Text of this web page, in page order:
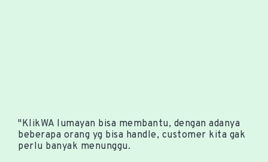
"KlikWA lumayan bisa membantu, dengan adanya
beberapa orang yg bisa handle, customer kita gak
perlu banyak menunggu.